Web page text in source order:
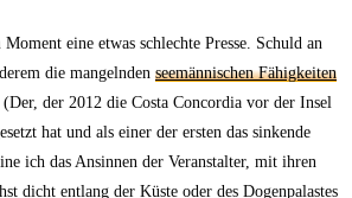
eine etwas schlechte Presse. Schuld an
die mangelnden seemännischen Fähigkeiten
(Der, der 2012 die Costa Concordia vor der Insel
hat und als einer der ersten das sinkende
ich das Ansinnen der Veranstalter, mit ihren
dicht entlang der Küste oder des Dogenpalastes